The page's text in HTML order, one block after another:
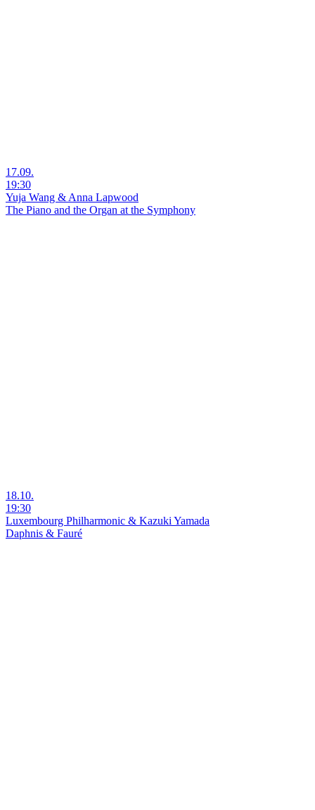
17.09.
19:30
Yuja Wang & Anna Lapwood
The Piano and the Organ at the Symphony
18.10.
19:30
Luxembourg Philharmonic & Kazuki Yamada
Daphnis & Fauré